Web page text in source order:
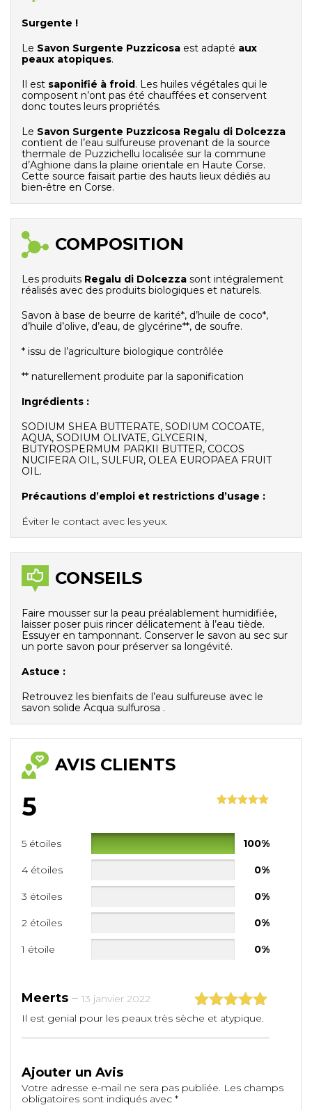
Surgente !
Le Savon Surgente Puzzicosa est adapté aux
peaux atopiques.
Il est saponifié à froid. Les huiles végétales qui le
composent n’ont pas été chauffées et conservent
donc toutes leurs propriétés.
Le Savon Surgente Puzzicosa Regalu di Dolcezza
contient de l’eau sulfureuse provenant de la source
thermale de Puzzichellu localisée sur la commune
d’Aghione dans la plaine orientale en Haute Corse.
Cette source faisait partie des hauts lieux dédiés au
bien-être en Corse.
COMPOSITION
Les produits Regalu di Dolcezza sont intégralement
réalisés avec des produits biologiques et naturels.
Savon à base de beurre de karité*, d’huile de coco*,
d’huile d’olive, d’eau, de glycérine**, de soufre.
* issu de l’agriculture biologique contrôlée
** naturellement produite par la saponification
Ingrédients :
SODIUM SHEA BUTTERATE, SODIUM COCOATE,
AQUA, SODIUM OLIVATE, GLYCERIN,
BUTYROSPERMUM PARKII BUTTER, COCOS
NUCIFERA OIL, SULFUR, OLEA EUROPAEA FRUIT
OIL.
Précautions d’emploi et restrictions d’usage :
Éviter le contact avec les yeux.
CONSEILS
Faire mousser sur la peau préalablement humidifiée,
laisser poser puis rincer délicatement à l’eau tiède.
Essuyer en tamponnant. Conserver le savon au sec sur
un porte savon pour préserver sa longévité.
Astuce :
Retrouvez les bienfaits de l’eau sulfureuse avec le
savon solide Acqua sulfurosa .
AVIS CLIENTS
5
basé sur
notation
client
5 étoiles 100%
4 étoiles 0%
3 étoiles 0%
2 étoiles 0%
1 étoile 0%
Note5sur
Meerts – 13 janvier 2022
Il est genial pour les peaux très sèche et atypique.
Ajouter un Avis
Votre adresse e-mail ne sera pas publiée. Les champs
obligatoires sont indiqués avec *